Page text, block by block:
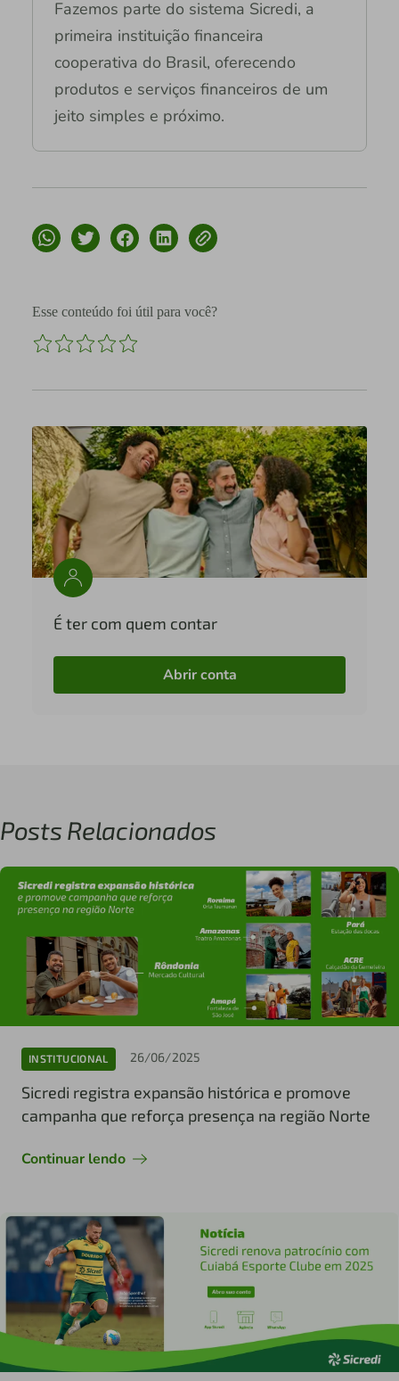
Fazemos parte do sistema Sicredi, a
primeira instituição financeira
cooperativa do Brasil, oferecendo
produtos e serviços financeiros de um
jeito simples e próximo.
Esse conteúdo foi útil para você?
É ter com quem contar
Abrir conta
Posts Relacionados
INSTITUCIONAL 26/06/2025
Sicredi registra expansão histórica e promove
campanha que reforça presença na região Norte
Continuar lendo